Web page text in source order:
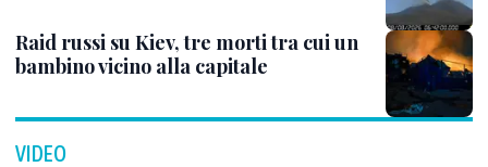
Raid russi su Kiev, tre morti tra cui un
bambino vicino alla capitale
VIDEO